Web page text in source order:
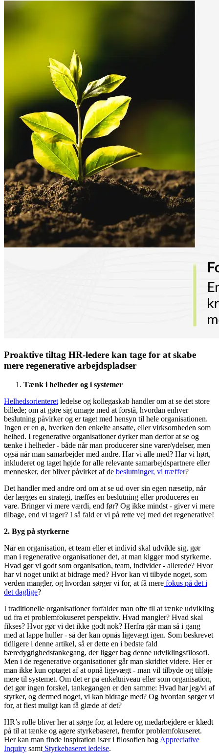
Proaktive tiltag HR-ledere kan tage for at skabe
mere regenerative arbejdspladser
Tænk i helheder og i systemer
Helhedsorienteret ledelse og kollegaskab handler om at se det store
billede; om at gøre sig umage med at forstå, hvordan enhver
beslutning påvirker og er taget med hensyn til hele organisationen.
Ingen er en ø, hverken den enkelte ansatte, eller virksomheden som
helhed. I regenerative organisationer dyrker man derfor at se og
tænke i helheder - både når man producerer sine varer/ydelser, men
også når man samarbejder med andre. Har vi alle med? Har vi hørt,
inkluderet og taget højde for alle relevante samarbejdspartnere eller
mennesker, der bliver påvirket af de beslutninger, vi træffer?
Det handler med andre ord om at se ud over sin egen næsetip, når
der lægges en strategi, træffes en beslutning eller produceres en
vare. Bringer vi mere værdi, end før? Og ikke mindst - giver vi mere
tilbage, end vi tager? I så fald er vi på rette vej med det regenerative!
2. Byg på styrkerne
Når en organisation, et team eller et individ skal udvikle sig, gør
man i regenerative organisationer det, at man kigger mod styrkerne.
Hvad gør vi godt som organisation, team, individer - allerede? Hvor
har vi noget unikt at bidrage med? Hvor kan vi tilbyde noget, som
verden mangler, og hvordan sørger vi for, at få mere fokus på det i
det daglige?
I traditionelle organisationer forfalder man ofte til at tænke udvikling
ud fra et problemfokuseret perspektiv. Hvad mangler? Hvad skal
fikses? Hvor gør vi det ikke godt nok? Herfra går man så i gang
med at lappe huller - så der kan opnås ligevægt igen. Som beskrevet
tidligere i denne artikel, så er dette en i bedste fald
bæredygtighedstankegang, der ligger bag denne udviklingsfilosofi.
Men i de regenerative organisationer går man skridtet videre. Her er
man ikke kun optaget af at opnå ligevægt - man vil tilbyde og tilføje
mere til systemet. Om det er på enkeltniveau eller som organisation,
det gør ingen forskel, tankegangen er den samme: Hvad har jeg/vi af
styrker, og dermed noget, vi kan bidrage med? Og hvordan sørger vi
for, at flest muligt kan få glæde af det?
HR’s rolle bliver her at sørge for, at ledere og medarbejdere er klædt
på til at tænke og agere styrkebaseret, fremfor problemfokuseret.
Her kan man finde inspiration især i filosofien bag Appreciative
Inquiry samt Styrkebaseret ledelse.